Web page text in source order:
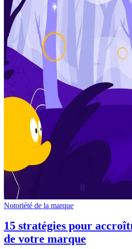
Notoriété de la marque
15 stratégies pour
de votre marque